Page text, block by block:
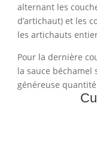
alternant les
d’artichaut) et les
les artichauts
Pour la dernière
la sauce béchamel
généreuse